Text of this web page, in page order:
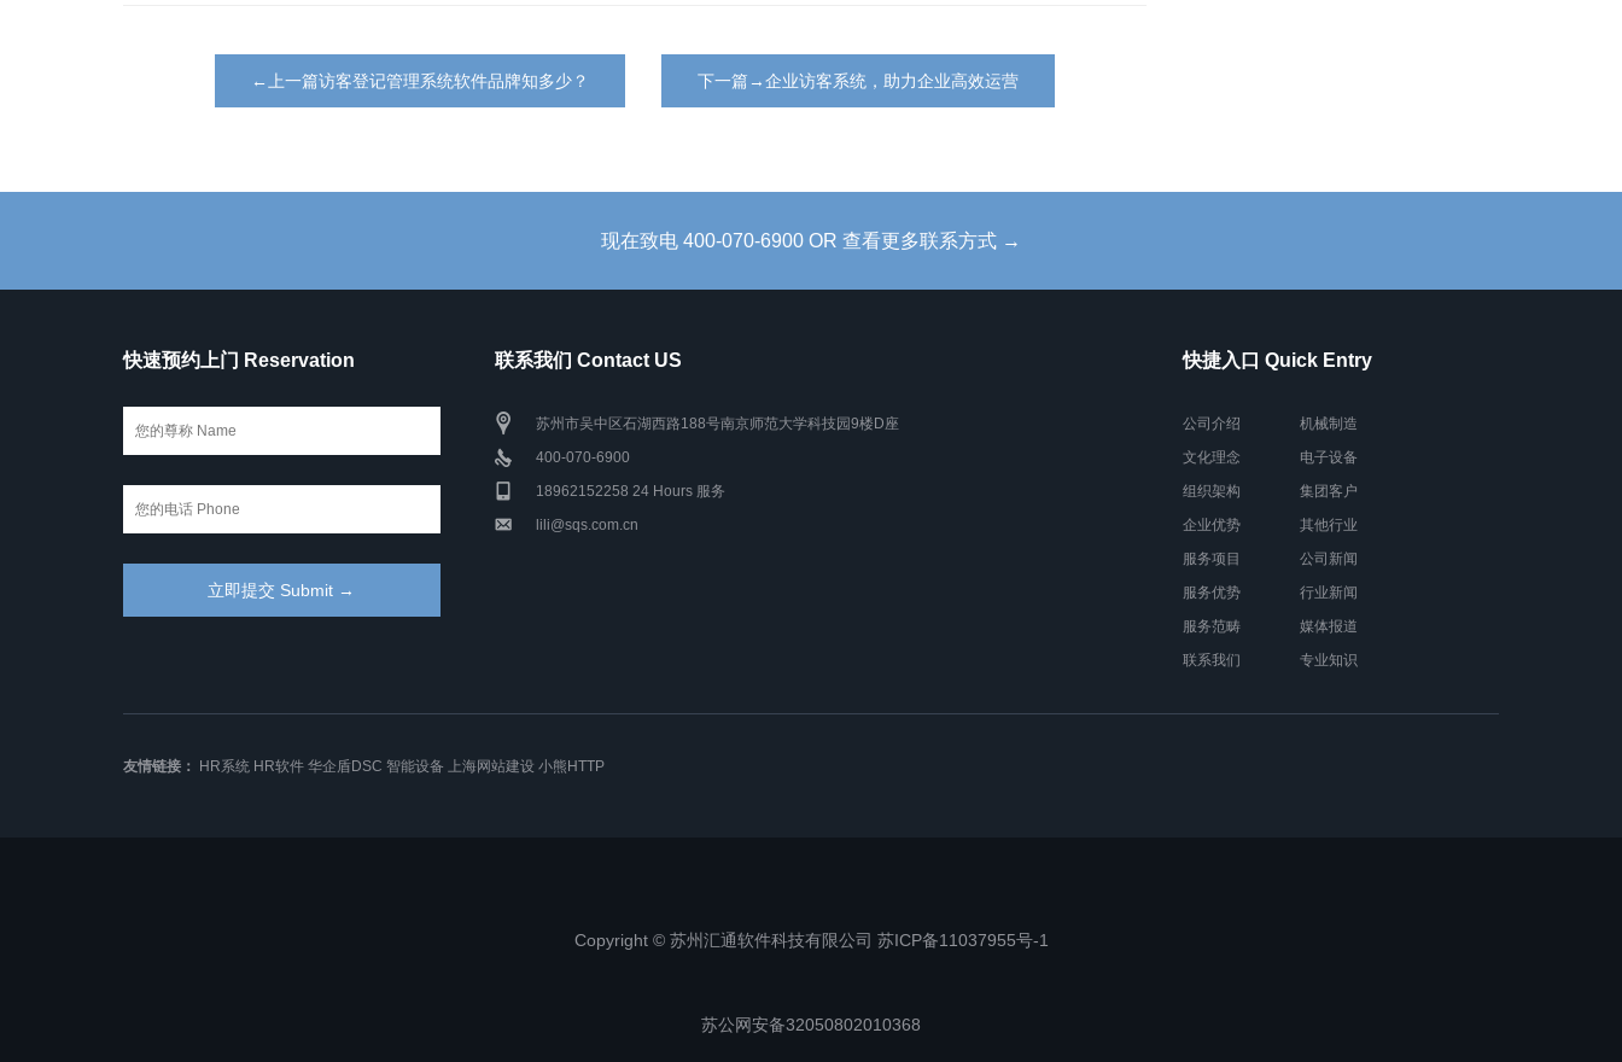
←上一篇访客登记管理系统软件品牌知多少？ 下一篇→企业访客系统，助力企业高效运营
现在致电 400-070-6900 OR 查看更多联系方式 →
快速预约上门 Reservation 联系我们 Contact US
苏州市吴中区石湖西路188号南京师范大学科技园9楼D座
400-070-6900
18962152258 24 Hours 服务
lili@sqs.com.cn
快捷入口 Quick Entry
公司介绍
文化理念
组织架构
企业优势
服务项目
服务优势
服务范畴
联系我们
机械制造
电子设备
集团客户
其他行业
公司新闻
行业新闻
媒体报道
专业知识
友情链接： HR系统 HR软件 华企盾DSC 智能设备 上海网站建设 小熊HTTP
Copyright © 苏州汇通软件科技有限公司 苏ICP备11037955号-1
苏公网安备32050802010368